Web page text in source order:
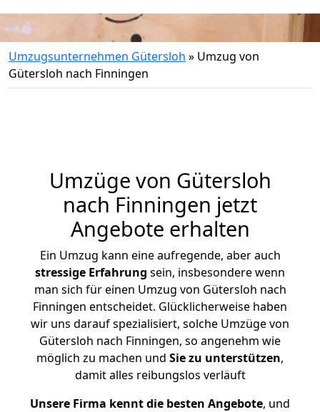
Umzugsunternehmen Gütersloh » Umzug von
Gütersloh nach Finningen
Umzüge von Gütersloh
nach Finningen jetzt
Angebote erhalten
Ein Umzug kann eine aufregende, aber auch
stressige Erfahrung sein, insbesondere wenn
man sich für einen Umzug von Gütersloh nach
Finningen entscheidet. Glücklicherweise haben
wir uns darauf spezialisiert, solche Umzüge von
Gütersloh nach Finningen, so angenehm wie
möglich zu machen und Sie zu unterstützen,
damit alles reibungslos verläuft
Unsere Firma kennt die besten Angebote, und